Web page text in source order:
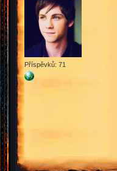
Příspěvků: 71